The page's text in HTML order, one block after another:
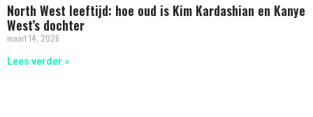
North West leeftijd: hoe oud is Kim Kardashian en Kanye
West’s dochter
maart 14, 2026
Lees verder »